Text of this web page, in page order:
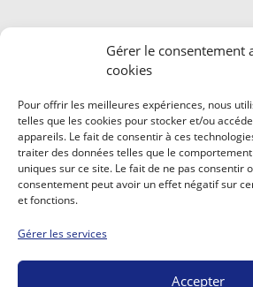
Gérer le consentement
cookies
Pour offrir les meilleures expériences, nous
telles que les cookies pour stocker et/ou
appareils. Le fait de consentir à ces
traiter des données telles que le
uniques sur ce site. Le fait de ne pas consentir
consentement peut avoir un effet négatif sur
et fonctions.
Gérer les services
Accepter
ABONNEZ-VOUS À NOTRE
Cours !
Abonnez-vous et recevez nos
nos évènements et expériences.